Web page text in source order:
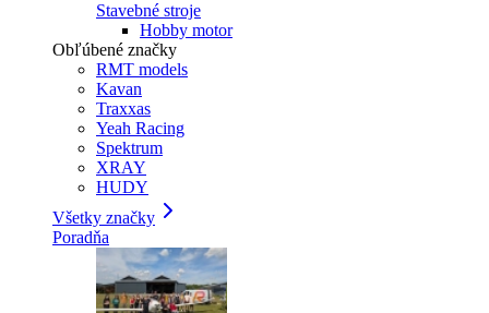
Stavebné stroje
Hobby motor
Obľúbené značky
RMT models
Kavan
Traxxas
Yeah Racing
Spektrum
XRAY
HUDY
Všetky značky
Poradňa